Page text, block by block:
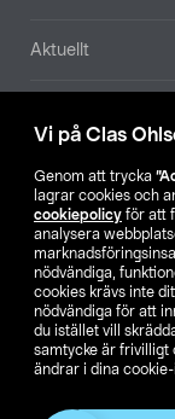
Vi på Clas
Genom att trycka
lagrar cookies och
cookiepolicy för att
analysera
nödvändiga,
cookies krävs inte
nödvändiga för att
du istället vill
samtycke är frivilligt
ändrar i dina
Aktuellt